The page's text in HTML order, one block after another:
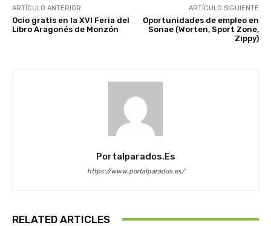
ARTÍCULO ANTERIOR
Ocio gratis en la XVI Feria del
Libro Aragonés de Monzón
ARTÍCULO SIGUIENTE
Oportunidades de empleo en
Sonae (Worten, Sport Zone,
Zippy)
Portalparados.es
https://www.portalparados.es/
RELATED ARTICLES